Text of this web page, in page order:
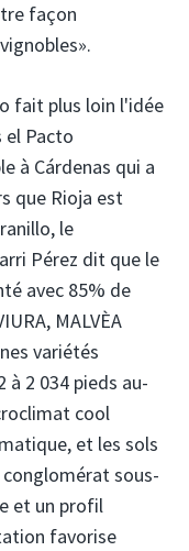
façon
fait plus loin l'idée
el Pacto
à Cárdenas qui a
que Rioja est
le
Pérez dit que le
avec 85% de
MALVÈA
variétés
2 034 pieds au-
cool
et les sols
sous-
et un profil
favorise